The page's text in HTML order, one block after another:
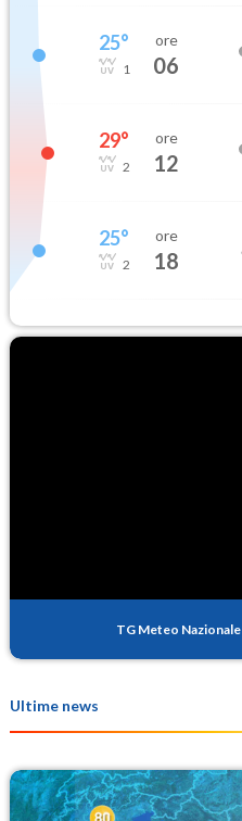
25°
1
ore
06
29°
2
ore
12
25°
2
ore
18
TG Meteo Nazionale
Ultime news